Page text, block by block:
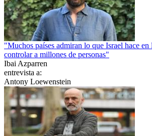
"Muchos países admiran lo que Israel hace en
controlar a millones de personas"
Ibai Azparren
entrevista a:
Antony Loewenstein